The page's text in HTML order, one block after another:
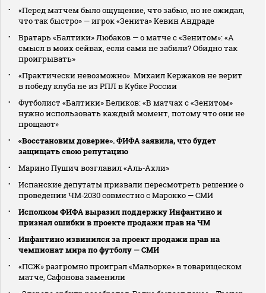
«Перед матчем было ощущение, что забью, но не ожидал,
что так быстро» — игрок «Зенита» Кевин Андраде
Вратарь «Балтики» Любаков — о матче с «Зенитом»: «А
смысл в моих сейвах, если сами не забили? Обидно так
проигрывать»
«Практически невозможно». Михаил Кержаков не верит
в победу клуба не из РПЛ в Кубке России
Футболист «Балтики» Беликов: «В матчах с «Зенитом»
нужно использовать каждый момент, потому что они не
прощают»
«Восстановим доверие». ФИФА заявила, что будет
защищать свою репутацию
Марино Пушич возглавил «Аль‑Ахли»
Испанские депутаты призвали пересмотреть решение о
проведении ЧМ‑2030 совместно с Марокко — СМИ
Исполком ФИФА выразил поддержку Инфантино и
признал ошибки в проекте продажи прав на ЧМ
Инфантино извинился за проект продажи прав на
чемпионат мира по футболу — СМИ
«ПСЖ» разгромно проиграл «Мальорке» в товарищеском
матче, Сафонова заменили